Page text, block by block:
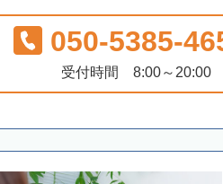
050-5385-
受付時間 8:00～20:00